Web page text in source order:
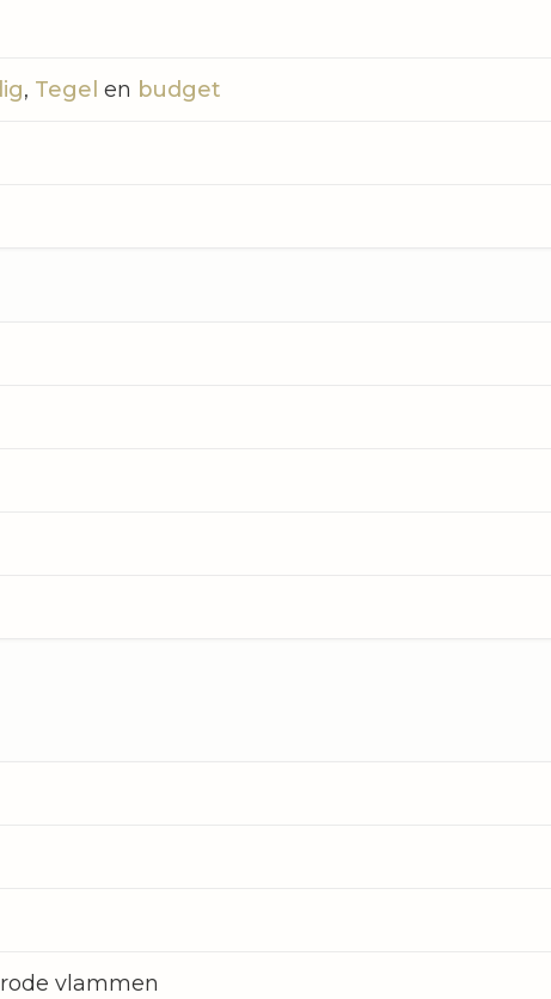
, Tegel en budget
vlammen